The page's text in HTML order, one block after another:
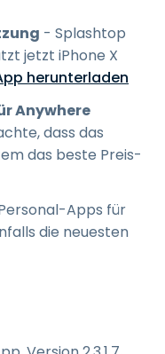
- Splashtop
jetzt iPhone X
herunterladen
Anywhere
dass das
das beste Preis-
Apps für
die neuesten